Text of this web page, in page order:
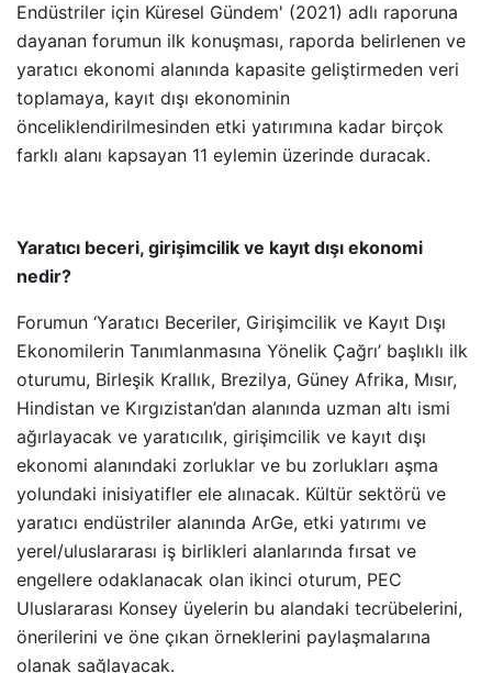
Endüstriler için Küresel Gündem' (2021) adlı raporuna
dayanan forumun ilk konuşması, raporda belirlenen ve
yaratıcı ekonomi alanında kapasite geliştirmeden veri
toplamaya, kayıt dışı ekonominin
önceliklendirilmesinden etki yatırımına kadar birçok
farklı alanı kapsayan 11 eylemin üzerinde duracak.
Yaratıcı beceri, girişimcilik ve kayıt dışı ekonomi
nedir?
Forumun ‘Yaratıcı Beceriler, Girişimcilik ve Kayıt Dışı
Ekonomilerin Tanımlanmasına Yönelik Çağrı’ başlıklı ilk
oturumu, Birleşik Krallık, Brezilya, Güney Afrika, Mısır,
Hindistan ve Kırgızistan’dan alanında uzman altı ismi
ağırlayacak ve yaratıcılık, girişimcilik ve kayıt dışı
ekonomi alanındaki zorluklar ve bu zorlukları aşma
yolundaki inisiyatifler ele alınacak. Kültür sektörü ve
yaratıcı endüstriler alanında ArGe, etki yatırımı ve
yerel/uluslararası iş birlikleri alanlarında fırsat ve
engellere odaklanacak olan ikinci oturum, PEC
Uluslararası Konsey üyelerin bu alandaki tecrübelerini,
önerilerini ve öne çıkan örneklerini paylaşmalarına
olanak sağlayacak.